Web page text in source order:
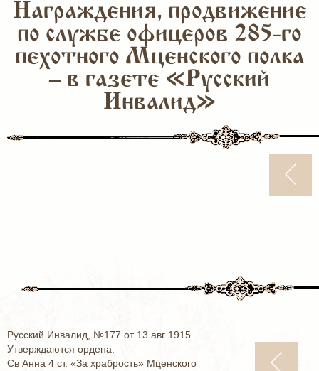
Награждения, продвижение
по службе офицеров 285-го
пехотного Мценского полка
– в газете «Русский
Инвалид»
Русский Инвалид, №177 от 13 авг 1915
Утверждаются ордена:
Св Анна 4 ст. «За храбрость» Мценского